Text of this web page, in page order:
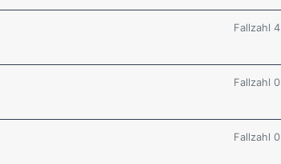
Fallzahl 4
Fallzahl 0
Fallzahl 0